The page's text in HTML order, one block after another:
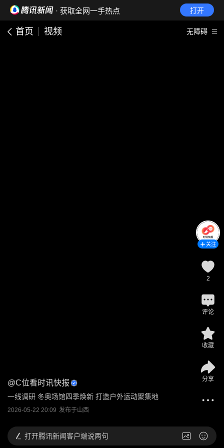
· 获取全网一手热点 打开
首页 视频 无障碍
@C位看时讯快报
一线调研 冬奥场馆四季焕新 打造户外运动聚集地
2026-05-22 20:09 发布于山西
关注
2
评论
收藏
分享
打开腾讯新闻客户端说两句